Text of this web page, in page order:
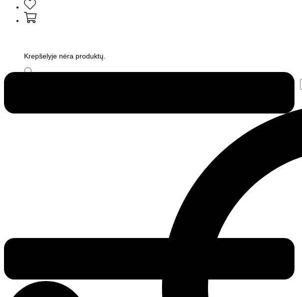
Krepšelyje nėra produktų.